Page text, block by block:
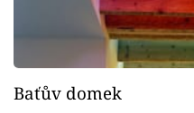
Baťův domek